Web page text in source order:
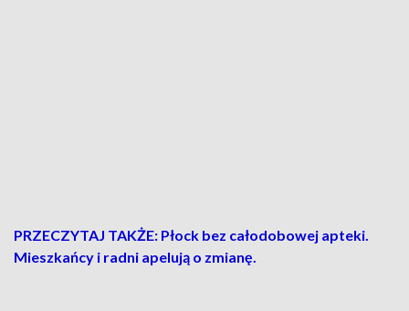
PRZECZYTAJ TAKŻE: Płock bez całodobowej apteki.
Mieszkańcy i radni apelują o zmianę.